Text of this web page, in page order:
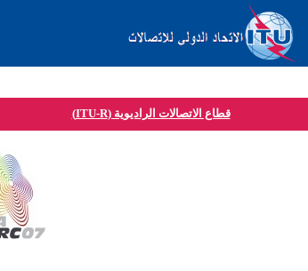
قطاع الاتصالات الراديوية (ITU-R)